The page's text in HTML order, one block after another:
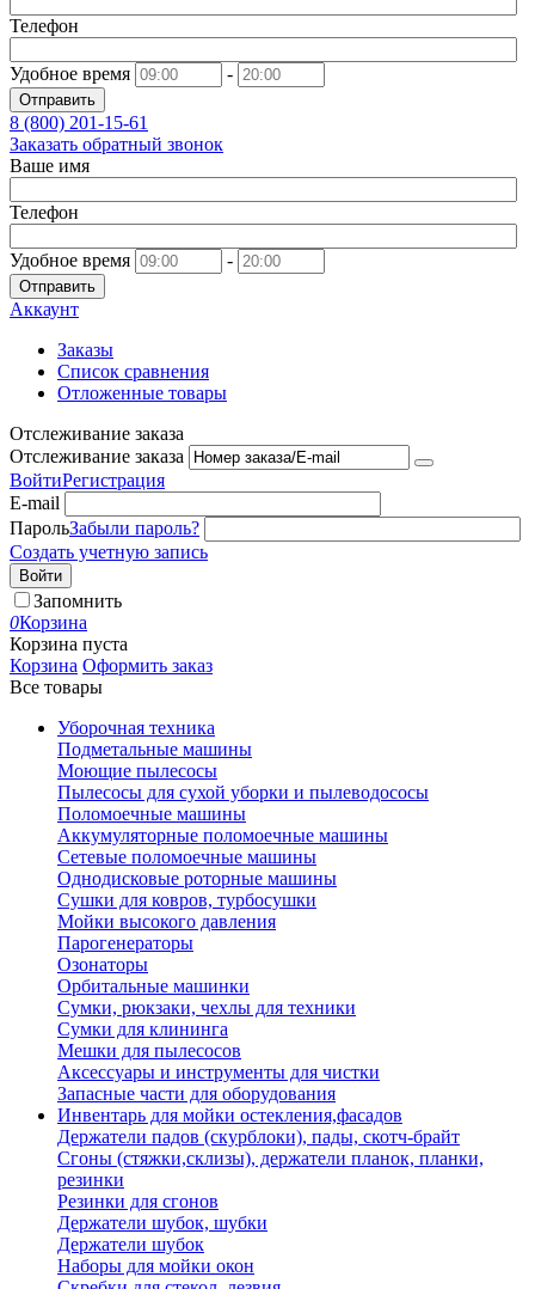
Телефон
Удобное время -
Отправить
8 (800) 201-15-61
Заказать обратный звонок
Ваше имя
Телефон
Удобное время -
Отправить
Аккаунт
Заказы
Список сравнения
Отложенные товары
Отслеживание заказа
Отслеживание заказа
ВойтиРегистрация
E-mail
ПарольЗабыли пароль?
Создать учетную запись
Войти
Запомнить
0Корзина
Корзина пуста
Корзина Оформить заказ
Все товары
Уборочная техника
Подметальные машины
Моющие пылесосы
Пылесосы для сухой уборки и пылеводососы
Поломоечные машины
Аккумуляторные поломоечные машины
Сетевые поломоечные машины
Однодисковые роторные машины
Сушки для ковров, турбосушки
Мойки высокого давления
Парогенераторы
Озонаторы
Орбитальные машинки
Сумки, рюкзаки, чехлы для техники
Сумки для клининга
Мешки для пылесосов
Аксессуары и инструменты для чистки
Запасные части для оборудования
Инвентарь для мойки остекления,фасадов
Держатели падов (скурблоки), пады, скотч-брайт
Сгоны (стяжки,склизы), держатели планок, планки,
резинки
Резинки для сгонов
Держатели шубок, шубки
Держатели шубок
Наборы для мойки окон